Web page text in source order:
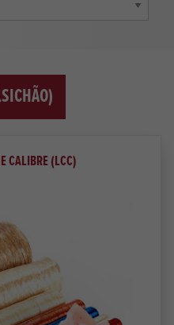
CALIBRE (LCC)